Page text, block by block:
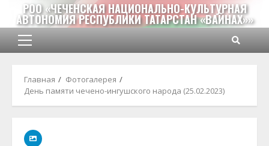
Перейти
содержимому
РОО «ЧЕЧЕНСКАЯ НАЦИОНАЛЬНО-КУЛЬТУРНАЯ
АВТОНОМИЯ РЕСПУБЛИКИ ТАТАРСТАН «ВАЙНАХ»»
Основное
Главная
Фотогалерея
День памяти чечено-ингушского народа (25.02.2023)